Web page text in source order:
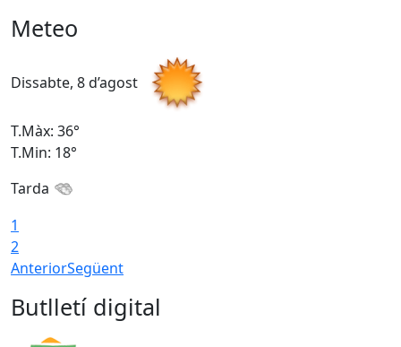
Meteo
Dissabte, 8 d’agost
T.Màx: 36°
T.Min: 18°
Tarda
1
2
AnteriorSegüent
Butlletí digital